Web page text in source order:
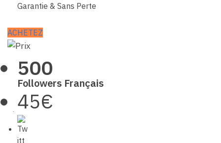
Garantie & Sans Perte
ACHETEZ
500
Followers Français
45€